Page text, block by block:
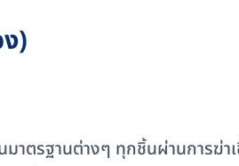
)
ตรฐานต่างๆ ทุกชิ้นผ่านการฆ่